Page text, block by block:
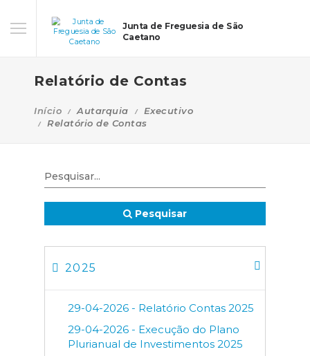
Junta de Freguesia de São
Caetano
Relatório de Contas
Início Autarquia
Executivo
Relatório de Contas
Pesquisar
2025
29-04-2026 - Relatório Contas 2025
29-04-2026 - Execução do Plano
Plurianual de Investimentos 2025